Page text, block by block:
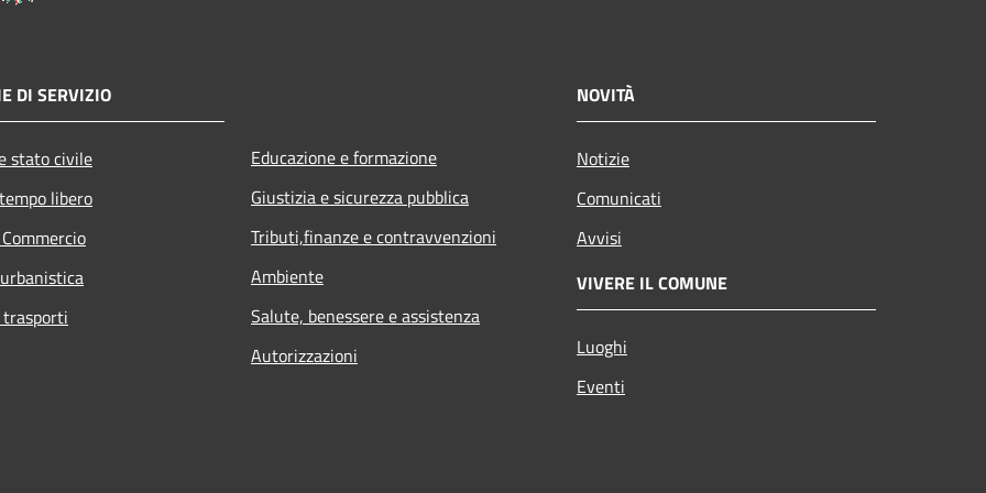
DI SERVIZIO
stato civile
libero
Educazione e formazione
Giustizia e sicurezza pubblica
Tributi,finanze e contravvenzioni
Ambiente
Salute, benessere e assistenza
Autorizzazioni
NOVITÀ
Notizie
Comunicati
Avvisi
VIVERE IL COMUNE
Luoghi
Eventi